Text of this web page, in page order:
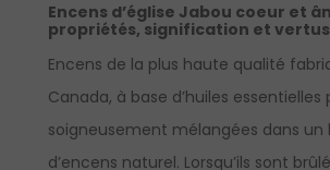
Encens d’église Jabou coeur et
propriétés, signification et vertus
Encens de la plus haute qualité
Canada, à base d’huiles essentielles
soigneusement mélangées dans un
d’encens naturel. Lorsqu’ils sont